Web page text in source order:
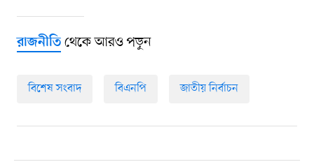
রাজনীতিথেকে আরও পড়ুন
বিশেষ সংবাদ বিএনপি জাতীয় নির্বাচন